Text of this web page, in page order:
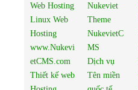
Web Hosting
Linux Web
Hosting
www.Nukevi
etCMS.com
Thiết kế web
Nukeviet
Theme
NukevietC
MS
Dịch vụ
Tên miền